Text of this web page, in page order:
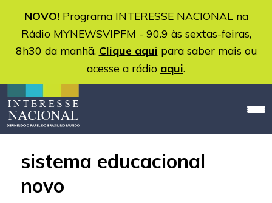
NOVO!Programa INTERESSE NACIONAL na
Rádio MYNEWSVIPFM - 90.9 às sextas-feiras,
8h30 da manhã. Clique aqui para saber mais ou
acesse a rádio aqui.
sistema educacional
novo